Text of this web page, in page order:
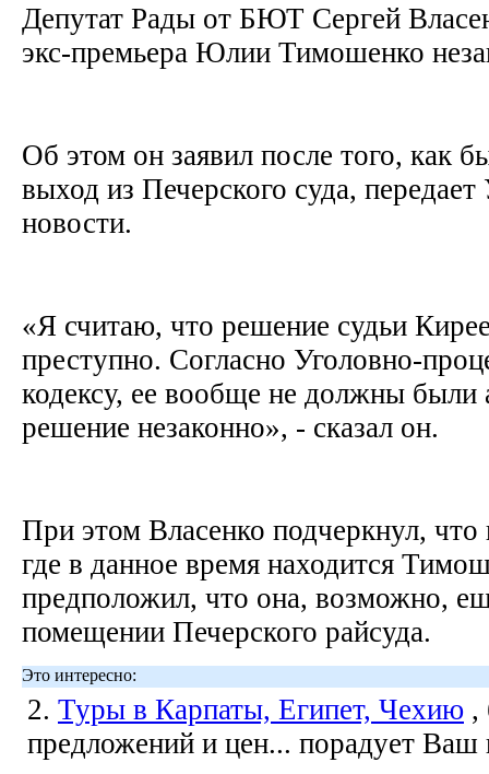
Депутат Рады от БЮТ Сергей
экс-премьера Юлии Тимошенко
Об этом он заявил после того, как
выход из Печерского суда, передает
новости.
«Я считаю, что решение судьи
преступно. Согласно Уголовно-
кодексу, ее вообще не должны были
решение незаконно», - сказал он.
При этом Власенко подчеркнул, что
где в данное время находится
предположил, что она, возможно,
помещении Печерского райсуда.
Это интересно:
2. Туры в Карпаты, Египет, Чехию ,
предложений и цен... порадует Ваш